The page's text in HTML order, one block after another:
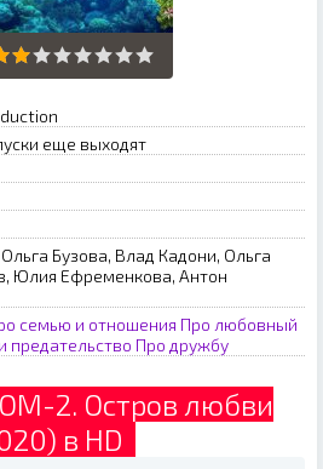
еще выходят
Бузова, Влад Кадони, Ольга
Юлия Ефременкова, Антон
семью и отношения Про любовный
предательство Про дружбу
2. Остров любви
в HD